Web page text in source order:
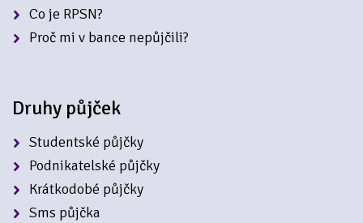
Co je RPSN?
Proč mi v bance nepůjčili?
Druhy půjček
Studentské půjčky
Podnikatelské půjčky
Krátkodobé půjčky
Sms půjčka